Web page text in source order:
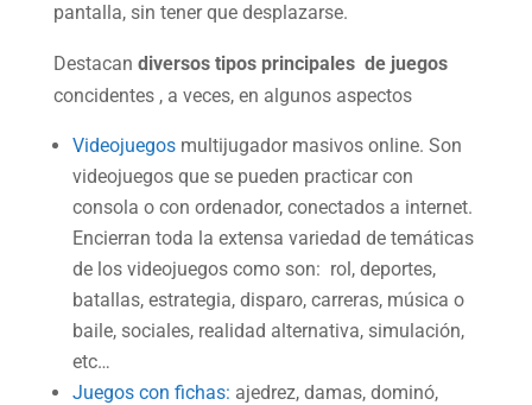
pantalla, sin tener que desplazarse.
Destacan diversos tipos principales de juegos
concidentes , a veces, en algunos aspectos
Videojuegosmultijugador masivos online. Son
videojuegos que se pueden practicar con
consola o con ordenador, conectados a internet.
Encierran toda la extensa variedad de temáticas
de los videojuegos como son: rol, deportes,
batallas, estrategia, disparo, carreras, música o
baile, sociales, realidad alternativa, simulación,
etc…
Juegos con fichas: ajedrez, damas, dominó,